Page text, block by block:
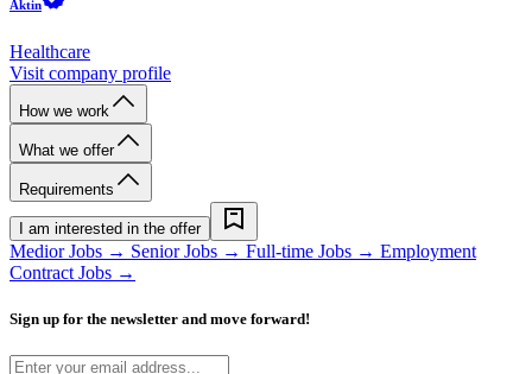
Aktin
Healthcare
Visit company profile
How we work
What we offer
Requirements
I am interested in the offer
Medior Jobs → Senior Jobs → Full-time Jobs → Employment
Contract Jobs →
Sign up for the newsletter and move forward!